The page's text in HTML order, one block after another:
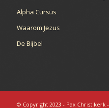
Alpha Cursus
Waarom Jezus
De Bijbel
© Copyright 2023 - Pax Christikerk -